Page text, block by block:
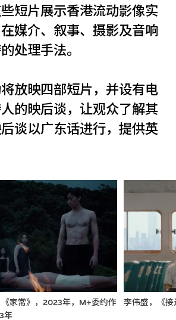
短片展示香港流动影像实
媒介、叙事、摄影及音响
处理手法。
放映四部短片，并设有电
的映后谈，让观众了解其
谈以广东话进行，提供英
家常》，2023年，M+委约作
年
李伟盛，《